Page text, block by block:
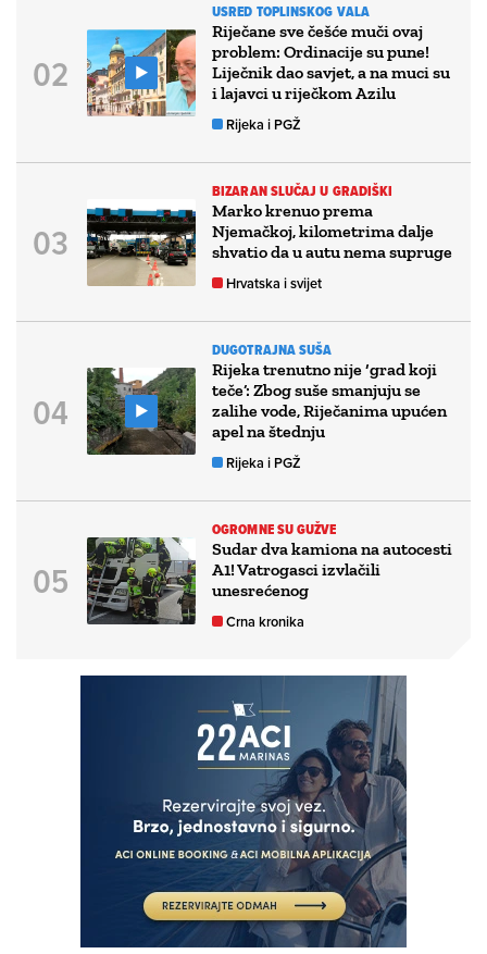
USRED TOPLINSKOG VALA
Riječane sve češće muči ovaj
problem: Ordinacije su pune!
Liječnik dao savjet, a na muci su
i lajavci u riječkom Azilu
Rijeka i PGŽ
BIZARAN SLUČAJ U GRADIŠKI
Marko krenuo prema
Njemačkoj, kilometrima dalje
shvatio da u autu nema supruge
Hrvatska i svijet
DUGOTRAJNA SUŠA
Rijeka trenutno nije ‘grad koji
teče’: Zbog suše smanjuju se
zalihe vode, Riječanima upućen
apel na štednju
Rijeka i PGŽ
OGROMNE SU GUŽVE
Sudar dva kamiona na autocesti
A1! Vatrogasci izvlačili
unesrećenog
Crna kronika